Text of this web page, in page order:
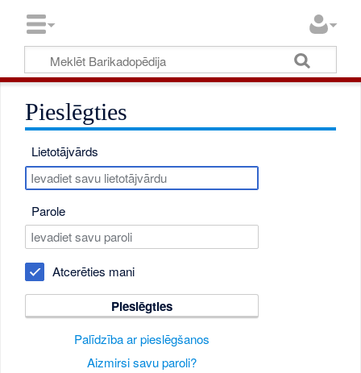
Pieslēgties
Lietotājvārds
Parole
Atcerēties mani
Pieslēgties
Palīdzība ar pieslēgšanos
Aizmirsi savu paroli?